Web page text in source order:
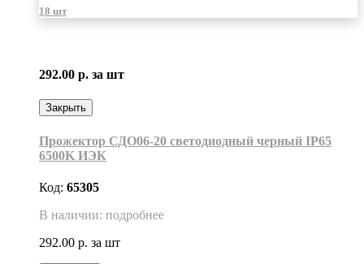
18 шт
292.00 р. за шт
Закрыть
Прожектор СДО06-20 светодиодный черный IP65
6500K ИЭК
Код: 65305
В наличии: подробнее
292.00 р. за шт